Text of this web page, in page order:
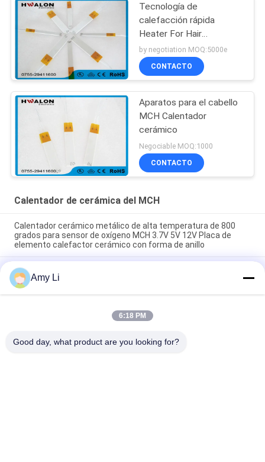
Tecnología de
calefacción rápida
Heater For Hair
Straightener/bigudí del
Ptc de la velocidad
by negotiation MOQ:5000e
CONTACTO
Aparatos para el cabello
MCH Calentador
cerámico
Negociable MOQ:1000
CONTACTO
Calentador de cerámica del MCH
Calentador cerámico metálico de alta temperatura de 800
grados para sensor de oxígeno MCH 3.7V 5V 12V Placa de
elemento calefactor cerámico con forma de anillo
Calentador cerámico Mch Placa cuadrada para alisadores de
cabello 24v Placa Blanco Calentador cerámico eléctrico para
máquina médica MCH Resistente aislado
15*70mm Placa de calefacción cerámica MCH de alta
temperatura a seco 100°C-230°C 500°C-700°C Calentador
Amy Li
6:18 PM
Good day, what product are you looking for?